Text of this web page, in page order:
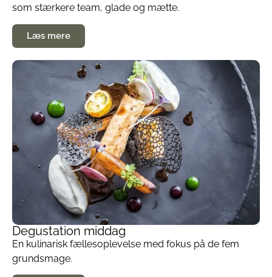
som stærkere team, glade og mætte.
Læs mere
Degustation middag
En kulinarisk fællesoplevelse med fokus på de fem
grundsmage.